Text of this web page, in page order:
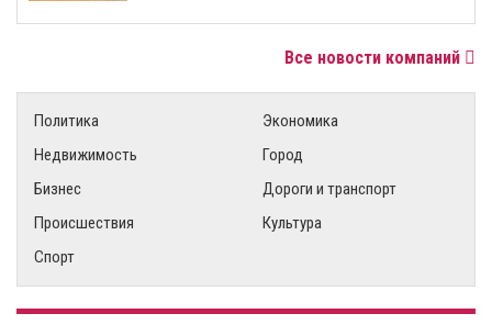
Все новости компаний
Политика
Экономика
Недвижимость
Город
Бизнес
Дороги и транспорт
Происшествия
Культура
Спорт